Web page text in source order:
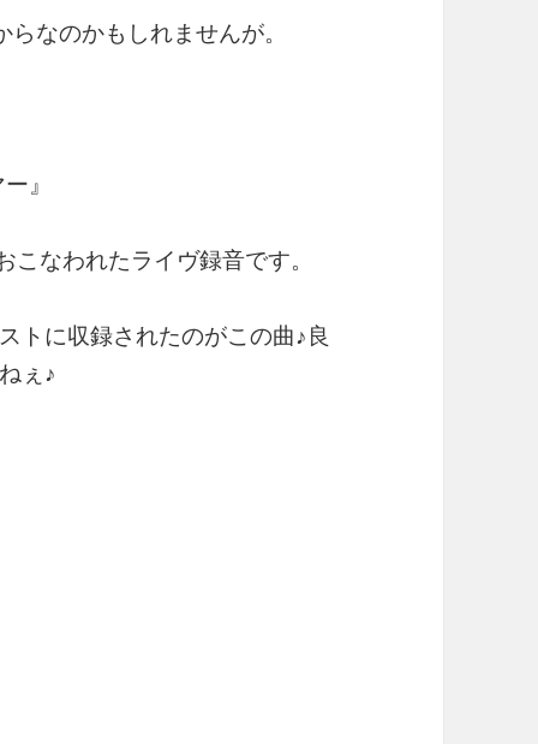
なのかもしれませんが。
』
なわれたライヴ録音です。
トに収録されたのがこの曲♪良
ぇ♪